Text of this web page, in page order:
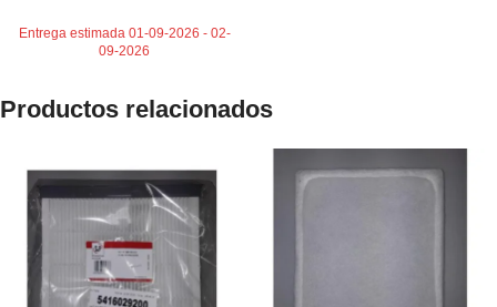
Entrega estimada 01-09-2026 - 02-
09-2026
Productos relacionados